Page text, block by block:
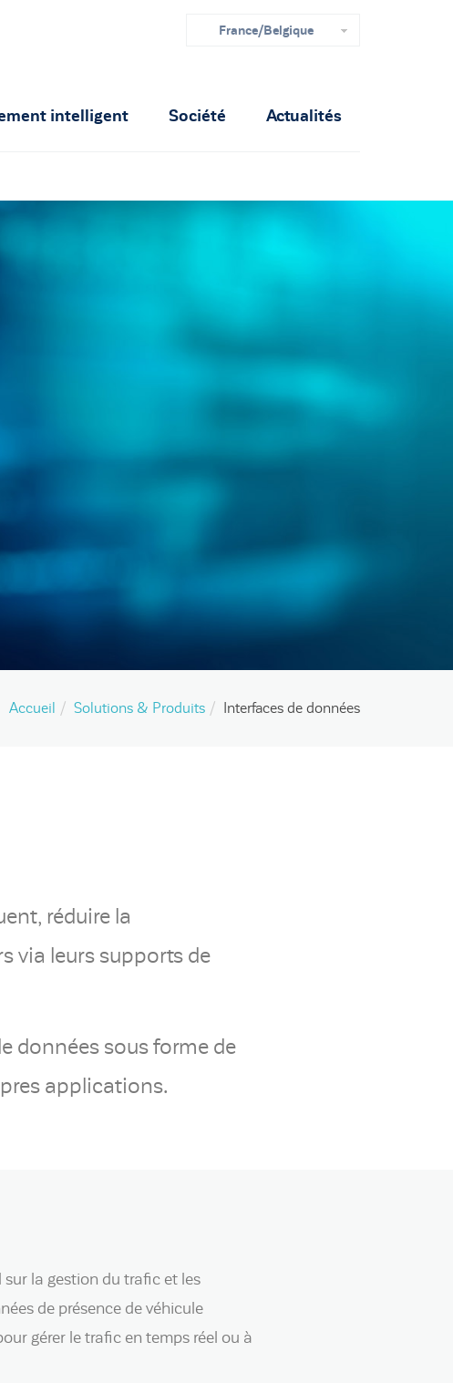
France/Belgique
intelligent Société Actualités
Accueil Solutions & Produits Interfaces de données
réduire la
via leurs supports de
données sous forme de
applications.
sur la gestion du trafic et les
de présence de véhicule
gérer le trafic en temps réel ou à